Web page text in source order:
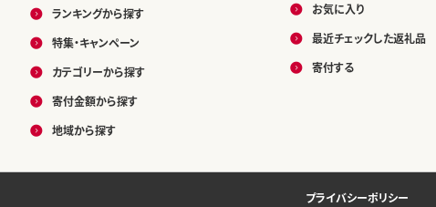
ランキングから探す
特集・キャンペーン
カテゴリーから探す
寄付金額から探す
地域から探す
お気に入り
最近チェックした返礼品
寄付する
プライバシーポリシー